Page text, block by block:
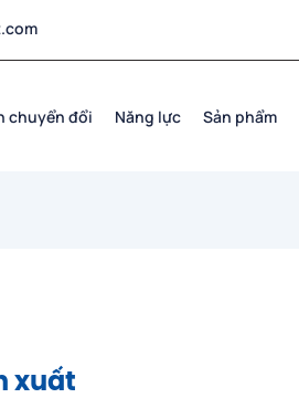
chuyển đổi Năng lực Sản phẩm
xuất